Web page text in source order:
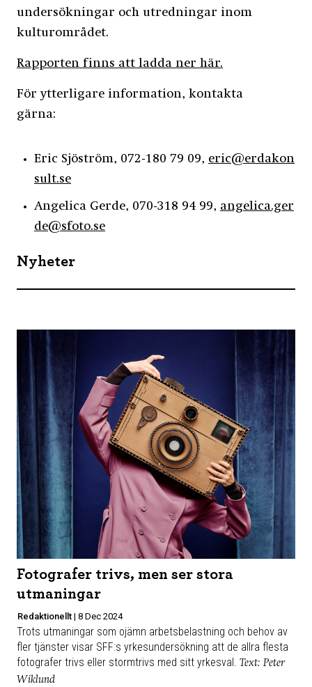
undersökningar och utredningar inom
kulturområdet.
Rapporten finns att ladda ner här.
För ytterligare information, kontakta
gärna:
Eric Sjöström, 072-180 79 09, eric@erdakon
sult.se
Angelica Gerde, 070-318 94 99, angelica.ger
de@sfoto.se
Nyheter
Fotografer trivs, men ser stora
utmaningar
Redaktionellt | 8 Dec 2024
Trots utmaningar som ojämn arbetsbelastning och behov av
fler tjänster visar SFF:s yrkesundersökning att de allra flesta
fotografer trivs eller stormtrivs med sitt yrkesval. Text: Peter
Wiklund